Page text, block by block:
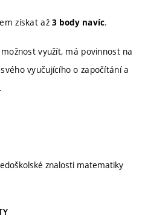
získat až3 body navíc.
využít, má povinnost na
vyučujícího o započítání a
znalosti matematiky